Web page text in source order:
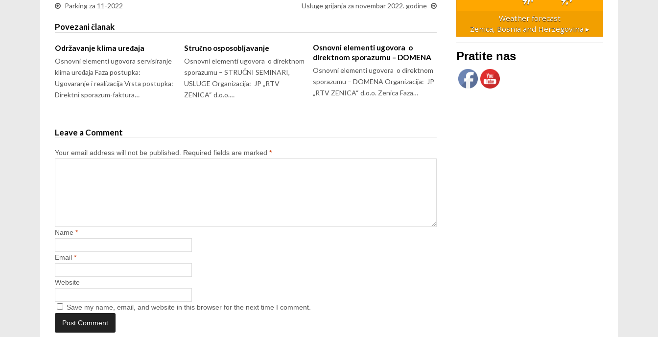
Parking za 11-2022 Usluge grijanja za novembar 2022. godine
Povezani članak
Održavanje klima uređaja
Osnovni elementi ugovora servisiranje
klima uređaja Faza postupka:
Ugovaranje i realizacija Vrsta postupka:
Direktni sporazum-faktura…
Stručno osposobljavanje
Osnovni elementi ugovora o direktnom
sporazumu – STRUČNI SEMINARI,
USLUGE Organizacija: JP „RTV
ZENICA“ d.o.o.…
Osnovni elementi ugovora o
direktnom sporazumu – DOMENA
Osnovni elementi ugovora o direktnom
sporazumu – DOMENA Organizacija: JP
„RTV ZENICA“ d.o.o. Zenica Faza…
Leave a Comment
Your email address will not be published. Required fields are marked *
Name *
Email *
Website
Save my name, email, and website in this browser for the next time I comment.
Weather forecast
Zenica, Bosnia and Herzegovina ▸
Pratite nas